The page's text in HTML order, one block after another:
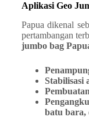
Aplikasi Geo
Papua dikenal
pertambangan
jumbo bag
Stabilisasi
batu bara,